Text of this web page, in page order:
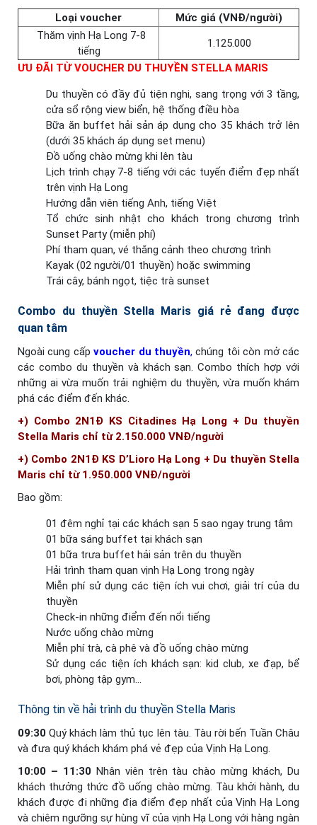
Loại voucher
Mức giá (VNĐ/người)
Thăm vịnh Hạ Long 7-8
tiếng
1.125.000
ƯU ĐÃI TỪ VOUCHER DU THUYỀN STELLA MARIS
Du thuyền có đầy đủ tiện nghi, sang trọng với 3 tầng,
cửa sổ rộng view biển, hệ thống điều hòa
Bữa ăn buffet hải sản áp dụng cho 35 khách trở lên
(dưới 35 khách áp dụng set menu)
Đồ uống chào mừng khi lên tàu
Lịch trình chạy 7-8 tiếng với các tuyến điểm đẹp nhất
trên vịnh Hạ Long
Hướng dẫn viên tiếng Anh, tiếng Việt
Tổ chức sinh nhật cho khách trong chương trình
Sunset Party (miễn phí)
Phí tham quan, vé thắng cảnh theo chương trình
Kayak (02 người/01 thuyền) hoặc swimming
Trái cây, bánh ngọt, tiệc trà sunset
Combo du thuyền Stella Maris giá rẻ đang được
quan tâm
Ngoài cung cấpvoucher du thuyền, chúng tôi còn mở các
các combo du thuyền và khách sạn. Combo thích hợp với
những ai vừa muốn trải nghiệm du thuyền, vừa muốn khám
phá các điểm đến khác.
+) Combo 2N1Đ KS Citadines Hạ Long + Du thuyền
Stella Maris chỉ từ 2.150.000 VNĐ/người
+) Combo 2N1Đ KS D’Lioro Hạ Long + Du thuyền Stella
Maris chỉ từ 1.950.000 VNĐ/người
Bao gồm:
01 đêm nghỉ tại các khách sạn 5 sao ngay trung tâm
01 bữa sáng buffet tại khách sạn
01 bữa trưa buffet hải sản trên du thuyền
Hải trình tham quan vịnh Hạ Long trong ngày
Miễn phí sử dụng các tiện ích vui chơi, giải trí của du
thuyền
Check-in những điểm đến nổi tiếng
Nước uống chào mừng
Miễn phí trà, cà phê và đồ uống chào mừng
Sử dụng các tiện ích khách sạn: kid club, xe đạp, bể
bơi, phòng tập gym…
Thông tin về hải trình du thuyền Stella Maris
09:30Quý khách làm thủ tục lên tàu. Tàu rời bến Tuần Châu
và đưa quý khách khám phá vẻ đẹp của Vịnh Hạ Long.
10:00 – 11:30Nhân viên trên tàu chào mừng khách, Du
khách thưởng thức đồ uống chào mừng. Tàu khởi hành, du
khách được đi những địa điểm đẹp nhất của Vịnh Hạ Long
và chiêm ngưỡng sự hùng vĩ của vịnh Hạ Long với hàng ngàn